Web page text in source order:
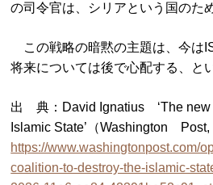
の司令官は、シリアという国のた
この戦略の暗黙の主題は、今は
将来については後で心配する、と
出 典：David Ignatius ‘The new
Islamic State’（Washington Post,
https://www.washingtonpost.com/
coalition-to-destroy-the-islamic-